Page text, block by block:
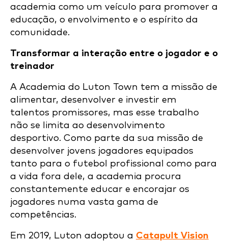
academia como um veículo para promover a
educação, o envolvimento e o espírito da
comunidade.
Transformar a interação entre o jogador e o
treinador
A Academia do Luton Town tem a missão de
alimentar, desenvolver e investir em
talentos promissores, mas esse trabalho
não se limita ao desenvolvimento
desportivo. Como parte da sua missão de
desenvolver jovens jogadores equipados
tanto para o futebol profissional como para
a vida fora dele, a academia procura
constantemente educar e encorajar os
jogadores numa vasta gama de
competências.
Em 2019, Luton adoptou a Catapult Vision